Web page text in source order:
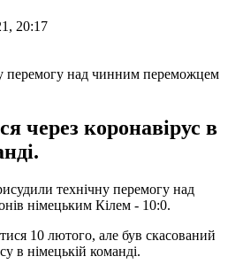
20:17
через коронавірус в
технічну перемогу над
німецьким Кілем - 10:0.
10 лютого, але був скасований
в німецькій команді.